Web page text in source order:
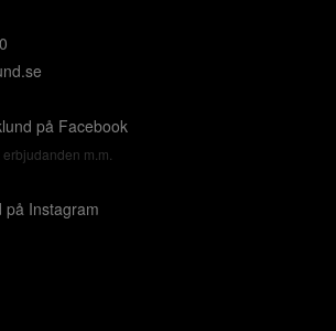
på Facebook
m.m.
på Instagram